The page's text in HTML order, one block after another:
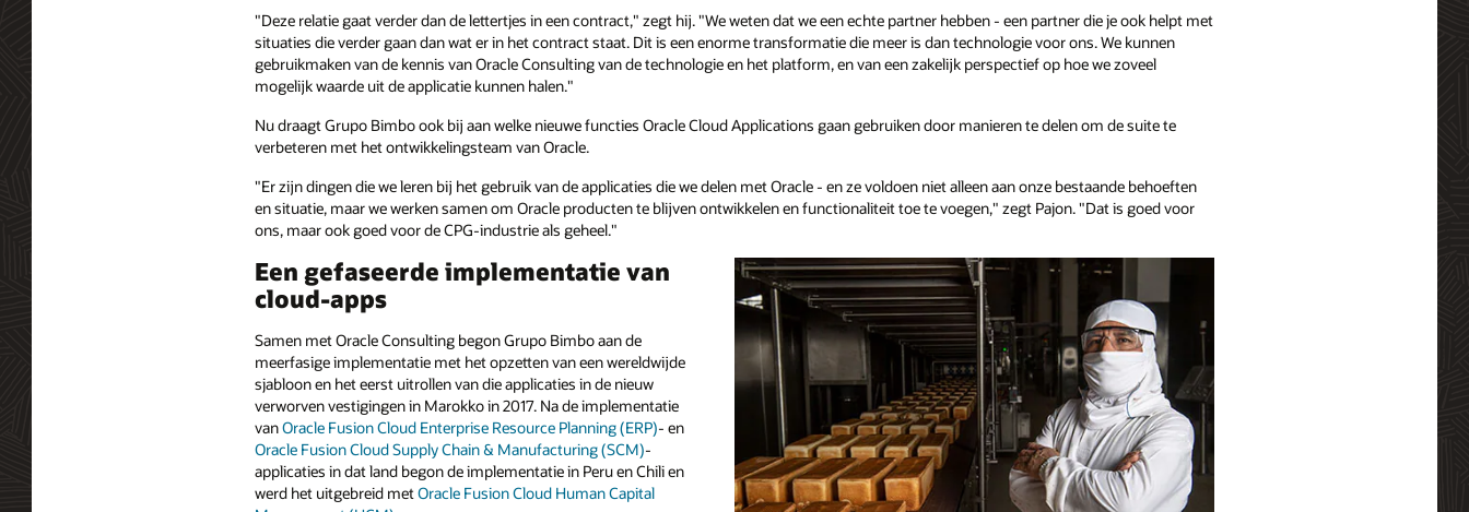
"Deze relatie gaat verder dan de lettertjes in een contract," zegt hij. "We weten dat we een echte partner hebben - een partner die je ook helpt met
situaties die verder gaan dan wat er in het contract staat. Dit is een enorme transformatie die meer is dan technologie voor ons. We kunnen
gebruikmaken van de kennis van Oracle Consulting van de technologie en het platform, en van een zakelijk perspectief op hoe we zoveel
mogelijk waarde uit de applicatie kunnen halen."
Nu draagt Grupo Bimbo ook bij aan welke nieuwe functies Oracle Cloud Applications gaan gebruiken door manieren te delen om de suite te
verbeteren met het ontwikkelingsteam van Oracle.
"Er zijn dingen die we leren bij het gebruik van de applicaties die we delen met Oracle - en ze voldoen niet alleen aan onze bestaande behoeften
en situatie, maar we werken samen om Oracle producten te blijven ontwikkelen en functionaliteit toe te voegen," zegt Pajon. "Dat is goed voor
ons, maar ook goed voor de CPG-industrie als geheel."
Een gefaseerde implementatie van
cloud-apps
Samen met Oracle Consulting begon Grupo Bimbo aan de
meerfasige implementatie met het opzetten van een wereldwijde
sjabloon en het eerst uitrollen van die applicaties in de nieuw
verworven vestigingen in Marokko in 2017. Na de implementatie
vanOracle Fusion Cloud Enterprise Resource Planning (ERP)- en
Oracle Fusion Cloud Supply Chain & Manufacturing (SCM)-
applicaties in dat land begon de implementatie in Peru en Chili en
werd het uitgebreid metOracle Fusion Cloud Human Capital